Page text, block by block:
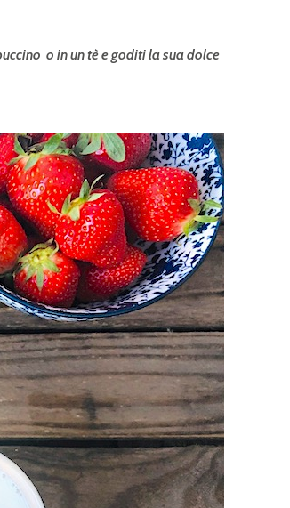
o in un tè e goditi la sua dolce